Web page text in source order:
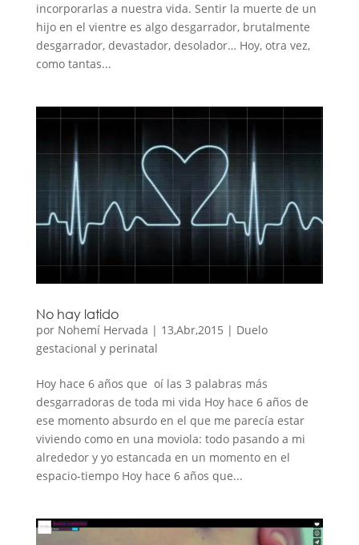
incorporarlas a nuestra vida. Sentir la muerte de un
hijo en el vientre es algo desgarrador, brutalmente
desgarrador, devastador, desolador… Hoy, otra vez,
como tantas...
No hay latido
por Nohemí Hervada | 13,Abr,2015 | Duelo
gestacional y perinatal
Hoy hace 6 años que oí las 3 palabras más
desgarradoras de toda mi vida Hoy hace 6 años de
ese momento absurdo en el que me parecía estar
viviendo como en una moviola: todo pasando a mi
alrededor y yo estancada en un momento en el
espacio-tiempo Hoy hace 6 años que...